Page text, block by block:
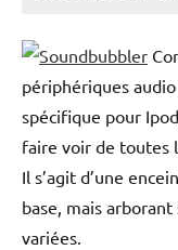
périphériques
spécifique pour
faire voir de toutes
Il s’agit d’une
base, mais
variées.